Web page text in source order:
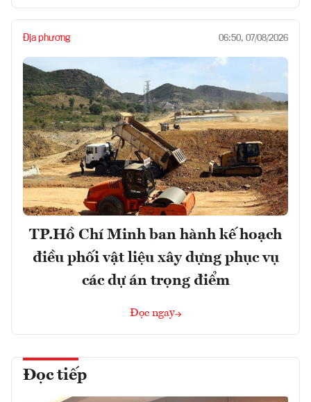
Địa phương 06:50, 07/08/2026
TP.Hồ Chí Minh ban hành kế hoạch
điều phối vật liệu xây dựng phục vụ
các dự án trọng điểm
Đọc ngay
Đọc tiếp